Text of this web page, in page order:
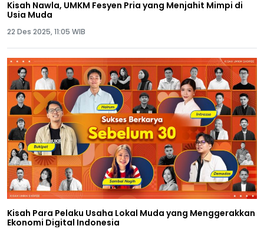
Kisah Nawla, UMKM Fesyen Pria yang Menjahit Mimpi di
Usia Muda
22 Des 2025, 11:05 WIB
Kisah Para Pelaku Usaha Lokal Muda yang Menggerakkan
Ekonomi Digital Indonesia